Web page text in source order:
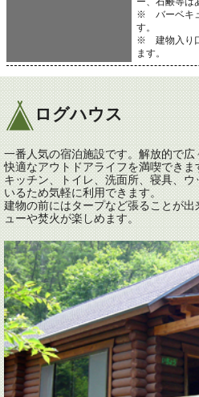
※ バーベキュ
す。
※ 建物入り口
ます。
ログハウス
一番人気の宿泊施設です。解放的で
快適なアウトドアライフを満喫できま
キッチン、トイレ、洗面所、寝具、
いるため気軽に利用できます。
建物の前にはタープなど張ることが
ューや焚火が楽しめます。